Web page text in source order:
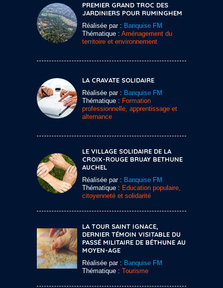
PREMIER GRAND TROC DES
JARDINIERS POUR RUMINGHEM
Réalisée par : Banquise FM
Thématique : Aménagement du
territoire et environnement
LA CRAVATE SOLIDAIRE
Réalisée par : Banquise FM
Thématique : Formation
professionnelle, apprentissage et
alternance
LE VILLAGE SOLIDAIRE DE LA
CROIX-ROUGE BRUAY BETHUNE
AUCHEL
Réalisée par : Banquise FM
Thématique : Education populaire,
citoyenneté et solidarité
LA TOUR SAINT IGNACE,
DERNIER TÉMOIN VISITABLE DU
PASSÉ MILITAIRE DE BÉTHUNE AU
MOYEN-AGE
Réalisée par : Banquise FM
Thématique : Tourisme